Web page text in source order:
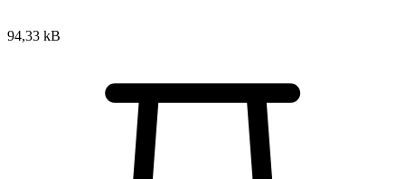
94,33 kB